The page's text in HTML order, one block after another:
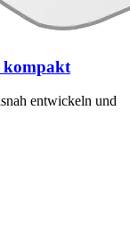
kompakt
entwickeln und